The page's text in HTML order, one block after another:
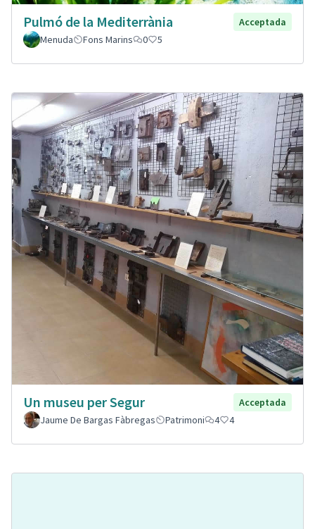
Pulmó de la Mediterrània
Acceptada
Menuda
Fons Marins 0 5
Un museu per Segur
Acceptada
Jaume De Bargas Fàbregas
Patrimoni 4 4